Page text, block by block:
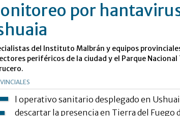
por
del Instituto Malbrán y equipos
periféricos de la ciudad y el Parque
l operativo sanitario desplegado en
descartar la presencia en Tierra del